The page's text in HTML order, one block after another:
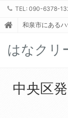
TEL: 090-6378-
和泉市にある
はなクリ
中央区